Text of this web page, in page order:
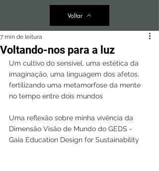
Voltar
Voltando-nos para a luz
7 min de leitura
Um cultivo do sensível, uma estética da
imaginação, uma linguagem dos afetos,
fertilizando uma metamorfose da mente
no tempo entre dois mundos
Uma reflexão sobre minha vivência da
Dimensão Visão de Mundo do GEDS -
Gaia Education Design for Sustainability